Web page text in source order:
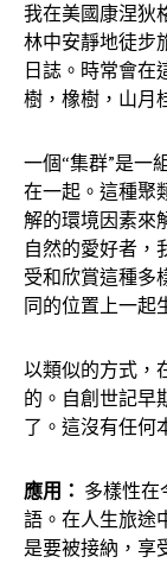
我在美國康涅狄
林中安靜地徒步
日誌。時常會在
樹，橡樹，山月
一個“集群”是一
在一起。這種聚
解的環境因素來
自然的愛好者，
受和欣賞這種多
同的位置上一起
以類似的方式，
的。自創世記早
了。這沒有任何
應用： 多樣性在
語。在人生旅途
是要被接納，享